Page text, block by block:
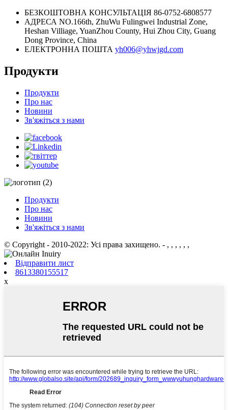
БЕЗКОШТОВНА КОНСУЛЬТАЦІЯ 86-0752-6808577
АДРЕСА NO.166th, ZhuWu Fulingwei Industrial Zone,
Heshan Villiage, YuanZhou County, Hui Zhou City, Guang
Dong Province, China
ЕЛЕКТРОННА ПОШТА yh006@yhwjgd.com
Продукти
Продукти
Про нас
Новини
Зв'яжіться з нами
Продукти
Про нас
Новини
Зв'яжіться з нами
© Copyright - 2010-2022: Усі права захищено. - , , , , , ,
Відправити лист
8613380155517
x